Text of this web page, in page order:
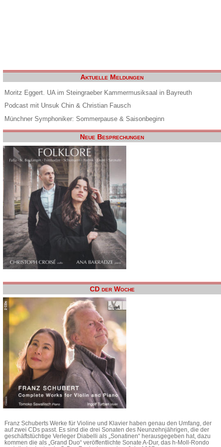
Aktuelle Meldungen
Moritz Eggert. UA im Steingraeber Kammermusiksaal in Bayreuth
Podcast mit Unsuk Chin & Christian Fausch
Münchner Symphoniker: Sommerpause & Saisonbeginn
Neue Besprechungen
CD der Woche
Franz Schuberts Werke für Violine und Klavier haben genau den Umfang, der
auf zwei CDs passt. Es sind die drei Sonaten des Neunzehnjährigen, die der
geschäftstüchtige Verleger Diabelli als „Sonatinen“ herausgegeben hat, dazu
kommen die als „Grand Duo“ veröffentlichte Sonate A-Dur, das h-Moll-Rondo